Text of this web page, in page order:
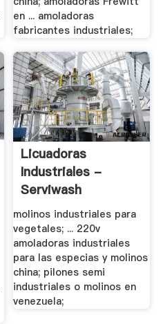
en ... amoladoras
fabricantes industriales;
Licuadoras
Industriales -
Serviwash
molinos industriales para
vegetales; ... 220v
amoladoras industriales
para las especias y molinos
china; pilones semi
industriales o molinos en
venezuela;